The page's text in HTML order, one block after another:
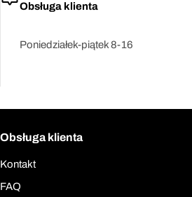
Obsługa klienta
Poniedziałek-piątek 8-16
Obsługa klienta
Kontakt
FAQ